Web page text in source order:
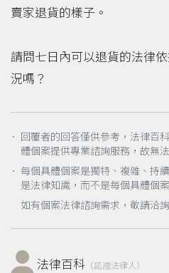
賣家退貨的樣子。
請問七日內可以退貨的法律
況嗎？
． 回覆者的回答僅供參考，法律百
體個案提供專業諮詢服務，故無
． 每個具體個案是獨特、複雜、持
是法律知識，而不是每個具體個
如有個案法律諮詢需求，敬請洽
法律百科 （認證法律人）